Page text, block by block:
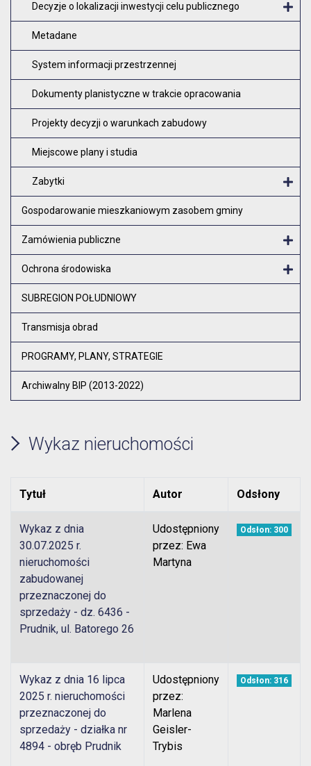
Decyzje o lokalizacji inwestycji celu publicznego
Metadane
System informacji przestrzennej
Dokumenty planistyczne w trakcie opracowania
Projekty decyzji o warunkach zabudowy
Miejscowe plany i studia
Zabytki
Gospodarowanie mieszkaniowym zasobem gminy
Zamówienia publiczne
Ochrona środowiska
SUBREGION POŁUDNIOWY
Transmisja obrad
PROGRAMY, PLANY, STRATEGIE
Archiwalny BIP (2013-2022)
Wykaz nieruchomości
Tytuł Autor Odsłony
Wykaz z dnia
30.07.2025 r.
nieruchomości
zabudowanej
przeznaczonej do
sprzedaży - dz. 6436 -
Prudnik, ul. Batorego 26
Udostępniony
przez: Ewa
Martyna
Odsłon: 300
Wykaz z dnia 16 lipca
2025 r. nieruchomości
przeznaczonej do
sprzedaży - działka nr
4894 - obręb Prudnik
Udostępniony
przez:
Marlena
Geisler-
Trybis
Odsłon: 316